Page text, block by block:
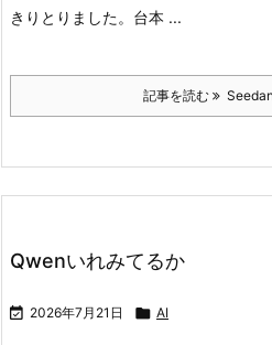
きりとりました。 台本 ...
記事を読む
Qwenいれみてるか
 2026年7月21日  AI